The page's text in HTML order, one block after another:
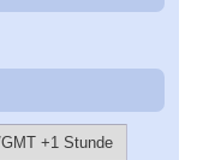
+1 Stunde